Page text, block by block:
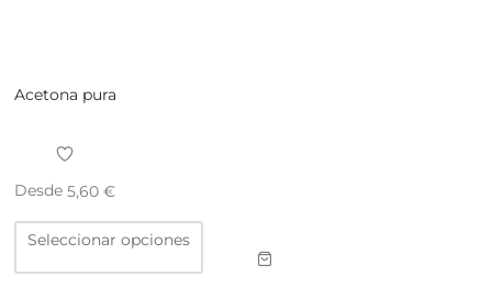
Acetona pura
Desde 5,60 €
Seleccionar opciones
Este
múltiples